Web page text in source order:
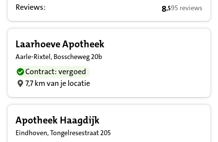
Reviews: 8,5 op basis van
8,595 reviews
Laarhoeve Apotheek
Aarle-Rixtel, Bosscheweg 20b
Contract: vergoed
7,7 km van je locatie
Apotheek Haagdijk
Eindhoven, Tongelresestraat 205